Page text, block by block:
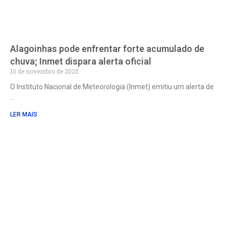
Alagoinhas pode enfrentar forte acumulado de
chuva; Inmet dispara alerta oficial
10 de novembro de 2025
O Instituto Nacional de Meteorologia (Inmet) emitiu um alerta de
LER MAIS